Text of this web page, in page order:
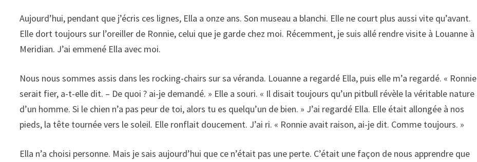
Aujourd’hui, pendant que j’écris ces lignes, Ella a onze ans. Son museau a blanchi. Elle ne court plus aussi vite qu’avant.
Elle dort toujours sur l’oreiller de Ronnie, celui que je garde chez moi. Récemment, je suis allé rendre visite à Louanne à
Meridian. J’ai emmené Ella avec moi.
Nous nous sommes assis dans les rocking-chairs sur sa véranda. Louanne a regardé Ella, puis elle m’a regardé. « Ronnie
serait fier, a-t-elle dit. – De quoi ? ai-je demandé. » Elle a souri. « Il disait toujours qu’un pitbull révèle la véritable nature
d’un homme. Si le chien n’a pas peur de toi, alors tu es quelqu’un de bien. » J’ai regardé Ella. Elle était allongée à nos
pieds, la tête tournée vers le soleil. Elle ronflait doucement. J’ai ri. « Ronnie avait raison, ai-je dit. Comme toujours. »
Ella n’a choisi personne. Mais je sais aujourd’hui que ce n’était pas une perte. C’était une façon de nous apprendre que